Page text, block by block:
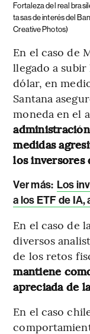
Fortaleza del real
tasas de interés del
Creative Photos)
En el caso de
llegado a subir
dólar, en
Santana
moneda en el
medidas
los inversores
Ver más: Los
a los ETF de
En el caso de
diversos
de los retos
mantiene
apreciada de
En el caso